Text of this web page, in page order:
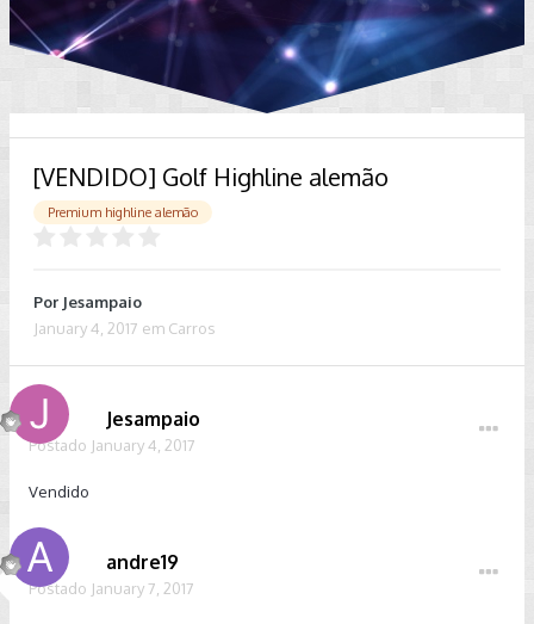
[VENDIDO] Golf Highline alemão
Premium highline alemão
Por Jesampaio
January 4, 2017 em Carros
Jesampaio
Postado January 4, 2017
Vendido
andre19
Postado January 7, 2017